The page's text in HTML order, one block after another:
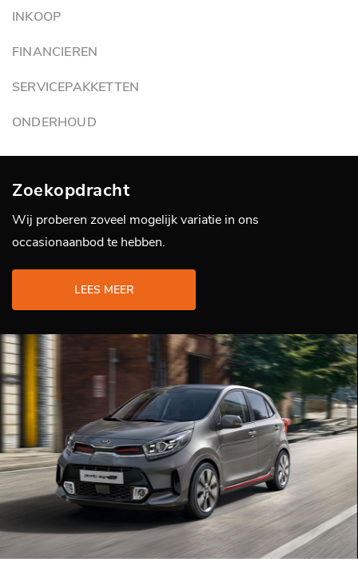
INKOOP
FINANCIEREN
SERVICEPAKKETTEN
ONDERHOUD
Zoekopdracht
Wij proberen zoveel mogelijk variatie in ons
occasionaanbod te hebben.
LEES MEER